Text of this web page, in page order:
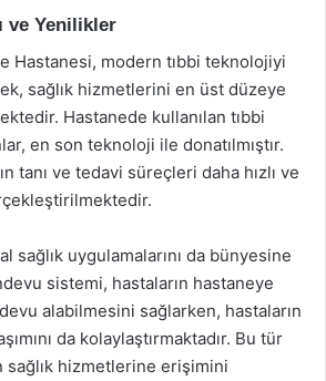
ve Yenilikler
Hastanesi, modern tıbbi teknolojiyi
sağlık hizmetlerini en üst düzeye
Hastanede kullanılan tıbbi
en son teknoloji ile donatılmıştır.
tanı ve tedavi süreçleri daha hızlı ve
sağlık uygulamalarını da bünyesine
sistemi, hastaların hastaneye
alabilmesini sağlarken, hastaların
da kolaylaştırmaktadır. Bu tür
sağlık hizmetlerine erişimini